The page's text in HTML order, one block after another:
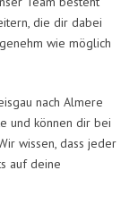
die dir dabei
wie möglich
nach Almere
und können dir bei
wissen, dass jeder
auf deine